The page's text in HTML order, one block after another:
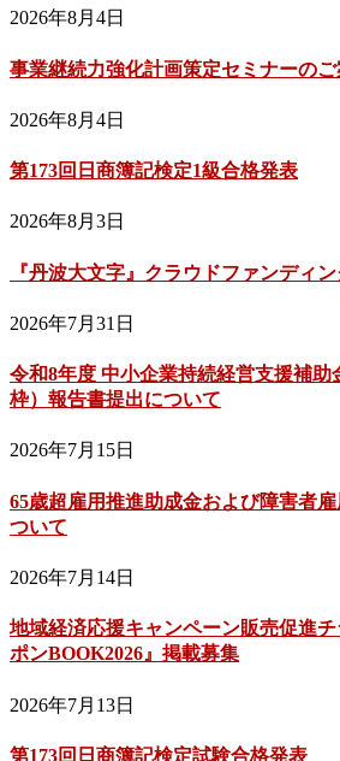
2026年8月4日
事業継続力強化計画策定セミナーのご
2026年8月4日
第173回日商簿記検定1級合格発表
2026年8月3日
『丹波大文字』クラウドファンディ
2026年7月31日
令和8年度 中小企業持続経営支援補助
枠）報告書提出について
2026年7月15日
65歳超雇用推進助成金および障害者
ついて
2026年7月14日
地域経済応援キャンペーン販売促進
ポンBOOK2026』掲載募集
2026年7月13日
第173回日商簿記検定試験合格発表